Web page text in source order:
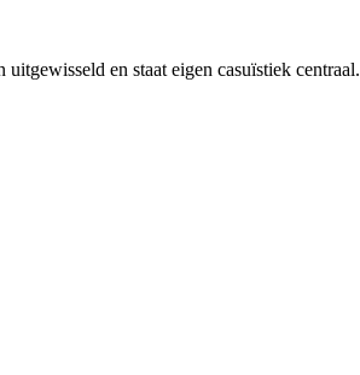
en staat eigen casuïstiek centraal.